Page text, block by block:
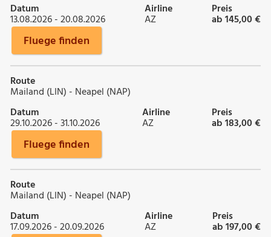
Datum
13.08.2026 - 20.08.2026
Airline
AZ
Preis
ab 145,00 €
Fluege finden
Route
Mailand (LIN) - Neapel (NAP)
Datum
29.10.2026 - 31.10.2026
Airline
AZ
Preis
ab 183,00 €
Fluege finden
Route
Mailand (LIN) - Neapel (NAP)
Datum
17.09.2026 - 20.09.2026
Airline
AZ
Preis
ab 197,00 €